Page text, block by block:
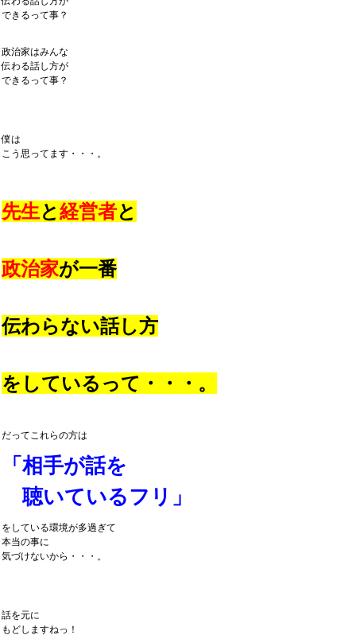
できるって事？
政治家はみんな
伝わる話し方が
できるって事？
僕は
こう思ってます・・・。
先生と経営者と
政治家が一番
伝わらない話し方
をしているって・・・。
だってこれらの方は
「相手が話を
聴いているフリ」
をしている環境が多過ぎて
本当の事に
気づけないから・・・。
話を元に
もどしますねっ！